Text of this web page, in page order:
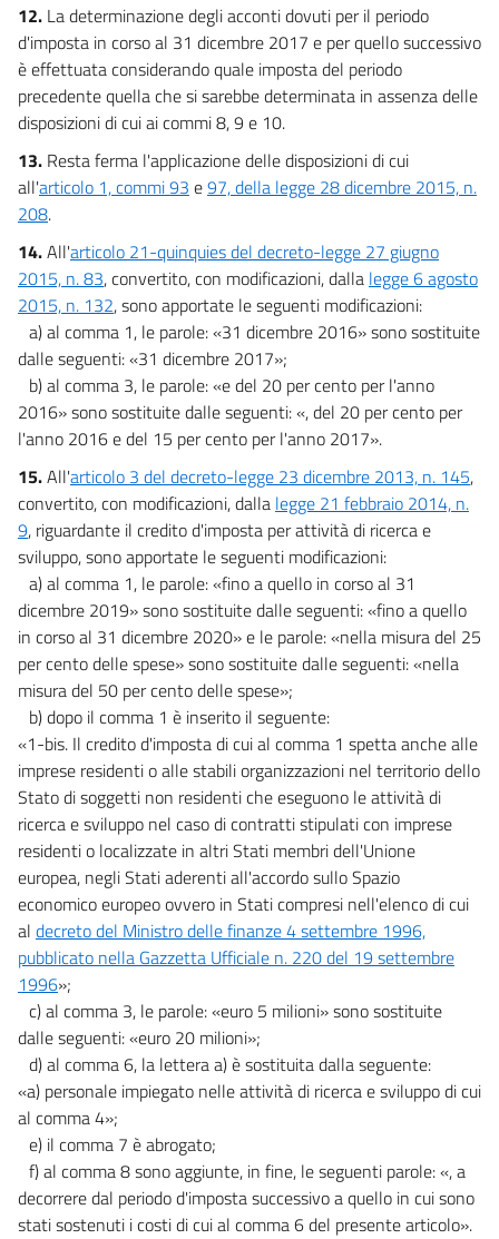
12. La determinazione degli acconti dovuti per il periodo
d'imposta in corso al 31 dicembre 2017 e per quello successivo
è effettuata considerando quale imposta del periodo
precedente quella che si sarebbe determinata in assenza delle
disposizioni di cui ai commi 8, 9 e 10.
13. Resta ferma l'applicazione delle disposizioni di cui
all'articolo 1, commi 93 e97, della legge 28 dicembre 2015, n.
208.
14.All'articolo 21-quinquies del decreto-legge 27 giugno
2015, n. 83, convertito, con modificazioni, dalla legge 6 agosto
2015, n. 132, sono apportate le seguenti modificazioni:
a) al comma 1, le parole: «31 dicembre 2016» sono sostituite
dalle seguenti: «31 dicembre 2017»;
b) al comma 3, le parole: «e del 20 per cento per l'anno
2016» sono sostituite dalle seguenti: «, del 20 per cento per
l'anno 2016 e del 15 per cento per l'anno 2017».
15.All'articolo 3 del decreto-legge 23 dicembre 2013, n. 145,
convertito, con modificazioni, dalla legge 21 febbraio 2014, n.
9, riguardante il credito d'imposta per attività di ricerca e
sviluppo, sono apportate le seguenti modificazioni:
a) al comma 1, le parole: «fino a quello in corso al 31
dicembre 2019» sono sostituite dalle seguenti: «fino a quello
in corso al 31 dicembre 2020» e le parole: «nella misura del 25
per cento delle spese» sono sostituite dalle seguenti: «nella
misura del 50 per cento delle spese»;
b) dopo il comma 1 è inserito il seguente:
«1-bis. Il credito d'imposta di cui al comma 1 spetta anche alle
imprese residenti o alle stabili organizzazioni nel territorio dello
Stato di soggetti non residenti che eseguono le attività di
ricerca e sviluppo nel caso di contratti stipulati con imprese
residenti o localizzate in altri Stati membri dell'Unione
europea, negli Stati aderenti all'accordo sullo Spazio
economico europeo ovvero in Stati compresi nell'elenco di cui
al decreto del Ministro delle finanze 4 settembre 1996,
pubblicato nella Gazzetta Ufficiale n. 220 del 19 settembre
1996»;
c) al comma 3, le parole: «euro 5 milioni» sono sostituite
dalle seguenti: «euro 20 milioni»;
d) al comma 6, la lettera a) è sostituita dalla seguente:
«a) personale impiegato nelle attività di ricerca e sviluppo di cui
al comma 4»;
e) il comma 7 è abrogato;
f) al comma 8 sono aggiunte, in fine, le seguenti parole: «, a
decorrere dal periodo d'imposta successivo a quello in cui sono
stati sostenuti i costi di cui al comma 6 del presente articolo».